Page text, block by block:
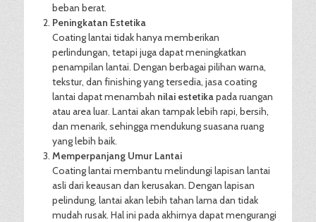
beban berat.
Peningkatan Estetika
Coating lantai tidak hanya memberikan
perlindungan, tetapi juga dapat meningkatkan
penampilan lantai. Dengan berbagai pilihan warna,
tekstur, dan finishing yang tersedia, jasa coating
lantai dapat menambah nilai estetikapada ruangan
atau area luar. Lantai akan tampak lebih rapi, bersih,
dan menarik, sehingga mendukung suasana ruang
yang lebih baik.
Memperpanjang Umur Lantai
Coating lantai membantu melindungi lapisan lantai
asli dari keausan dan kerusakan. Dengan lapisan
pelindung, lantai akan lebih tahan lama dan tidak
mudah rusak. Hal ini pada akhirnya dapat mengurangi